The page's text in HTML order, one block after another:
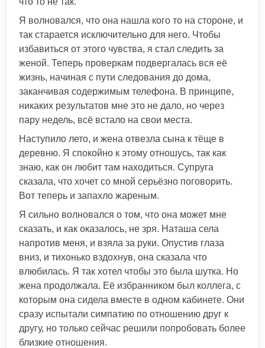
Я волновался, что она нашла кого то на стороне, и
так старается исключительно для него. Чтобы
избавиться от этого чувства, я стал следить за
женой. Теперь проверкам подвергалась вся её
жизнь, начиная с пути следования до дома,
заканчивая содержимым телефона. В принципе,
никаких результатов мне это не дало, но через
пару недель, всё встало на свои места.
Наступило лето, и жена отвезла сына к тёще в
деревню. Я спокойно к этому отношусь, так как
знаю, как он любит там находиться. Супруга
сказала, что хочет со мной серьёзно поговорить.
Вот теперь и запахло жареным.
Я сильно волновался о том, что она может мне
сказать, и как оказалось, не зря. Наташа села
напротив меня, и взяла за руки. Опустив глаза
вниз, и тихонько вздохнув, она сказала что
влюбилась. Я так хотел чтобы это была шутка. Но
жена продолжала. Её избранником был коллега, с
которым она сидела вместе в одном кабинете. Они
сразу испытали симпатию по отношению друг к
другу, но только сейчас решили попробовать более
близкие отношения.